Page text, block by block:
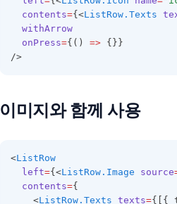
contents={<ListRow.Texts
withArrow
onPress={() => {}}
/>
이미지와 함께 사용
<ListRow
left={<ListRow.Image source
contents={
    <
ListRow.Texts texts={[{